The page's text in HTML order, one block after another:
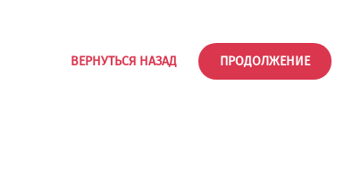
ВЕРНУТЬСЯ НАЗАД ПРОДОЛЖЕНИЕ